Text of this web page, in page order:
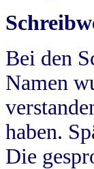
Bei den
Namen
haben.
Die